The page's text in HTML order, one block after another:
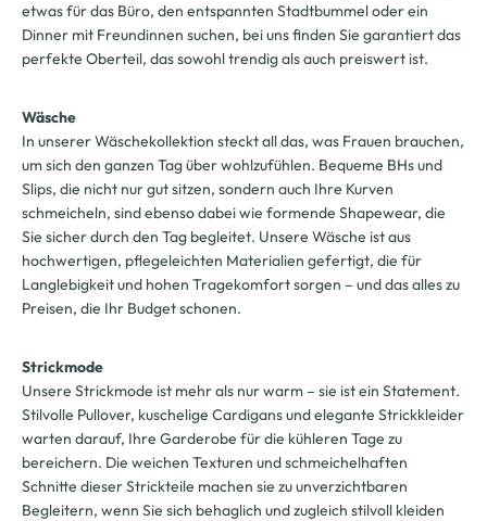
etwas für das Büro, den entspannten Stadtbummel oder ein
Dinner mit Freundinnen suchen, bei uns finden Sie garantiert das
perfekte Oberteil, das sowohl trendig als auch preiswert ist.
Wäsche
In unserer Wäschekollektion steckt all das, was Frauen brauchen,
um sich den ganzen Tag über wohlzufühlen. Bequeme BHs und
Slips, die nicht nur gut sitzen, sondern auch Ihre Kurven
schmeicheln, sind ebenso dabei wie formende Shapewear, die
Sie sicher durch den Tag begleitet. Unsere Wäsche ist aus
hochwertigen, pflegeleichten Materialien gefertigt, die für
Langlebigkeit und hohen Tragekomfort sorgen – und das alles zu
Preisen, die Ihr Budget schonen.
Strickmode
Unsere Strickmode ist mehr als nur warm – sie ist ein Statement.
Stilvolle Pullover, kuschelige Cardigans und elegante Strickkleider
warten darauf, Ihre Garderobe für die kühleren Tage zu
bereichern. Die weichen Texturen und schmeichelhaften
Schnitte dieser Strickteile machen sie zu unverzichtbaren
Begleitern, wenn Sie sich behaglich und zugleich stilvoll kleiden